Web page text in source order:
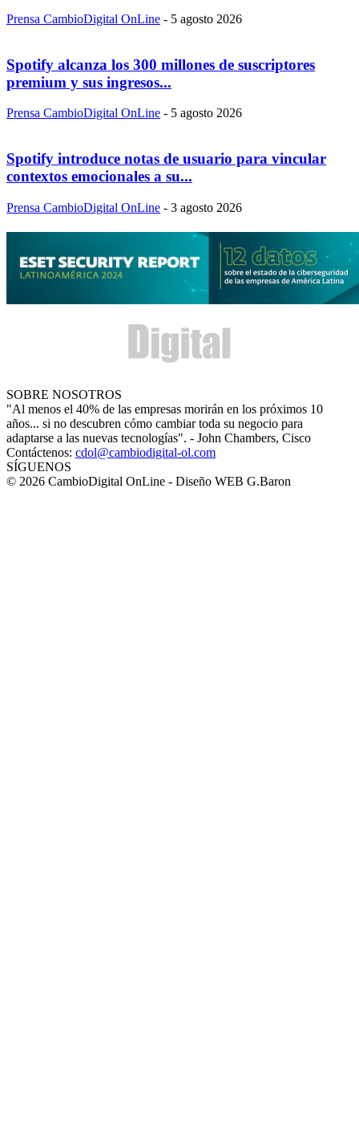
Prensa CambioDigital OnLine - 5 agosto 2026
Spotify alcanza los 300 millones de suscriptores
premium y sus ingresos...
Prensa CambioDigital OnLine - 5 agosto 2026
Spotify introduce notas de usuario para vincular
contextos emocionales a su...
Prensa CambioDigital OnLine - 3 agosto 2026
SOBRE NOSOTROS
"Al menos el 40% de las empresas morirán en los próximos 10
años... si no descubren cómo cambiar toda su negocio para
adaptarse a las nuevas tecnologías". - John Chambers, Cisco
Contáctenos: cdol@cambiodigital-ol.com
SÍGUENOS
© 2026 CambioDigital OnLine - Diseño WEB G.Baron